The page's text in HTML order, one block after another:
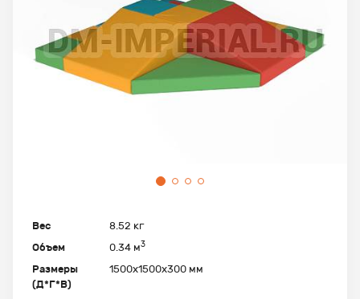
Вес
8.52 кг
Объем
0.34 м3
Размеры
(Д*Г*В)
1500х1500х300 мм